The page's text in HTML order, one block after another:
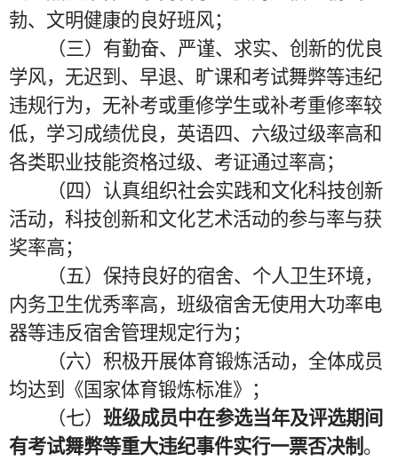
勃、文明健康的良好班风；
（三）有勤奋、严谨、求实、创新的优良
学风，无迟到、早退、旷课和考试舞弊等违纪
违规行为，无补考或重修学生或补考重修率较
低，学习成绩优良，英语四、六级过级率高和
各类职业技能资格过级、考证通过率高；
（四）认真组织社会实践和文化科技创新
活动，科技创新和文化艺术活动的参与率与获
奖率高；
（五）保持良好的宿舍、个人卫生环境，
内务卫生优秀率高，班级宿舍无使用大功率电
器等违反宿舍管理规定行为；
（六）积极开展体育锻炼活动，全体成员
均达到《国家体育锻炼标准》；
（七） 班级成员中在参选当年及评选期间
有考试舞弊等重大违纪事件实行一票否决制 。